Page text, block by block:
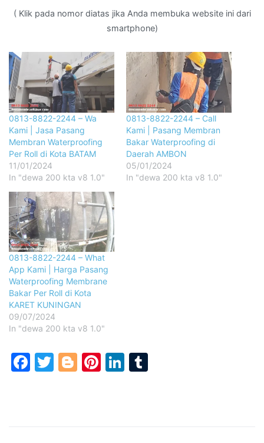
( Klik pada nomor diatas jika Anda membuka website ini dari
smartphone)
0813-8822-2244 – Wa
Kami | Jasa Pasang
Membran Waterproofing
Per Roll di Kota BATAM
11/01/2024
In "dewa 200 kta v8 1.0"
0813-8822-2244 – Call
Kami | Pasang Membran
Bakar Waterproofing di
Daerah AMBON
05/01/2024
In "dewa 200 kta v8 1.0"
0813-8822-2244 – What
App Kami | Harga Pasang
Waterproofing Membrane
Bakar Per Roll di Kota
KARET KUNINGAN
09/07/2024
In "dewa 200 kta v8 1.0"
Facebook
Twitter
Blogger
Pinterest
LinkedIn